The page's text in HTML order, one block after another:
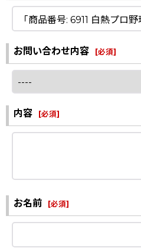
お問い合わせ内容 [必須]
内容 [必須]
お名前 [必須]